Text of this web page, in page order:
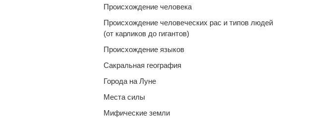
Происхождение человека
Происхождение человеческих рас и типов людей
(от карликов до гигантов)
Происхождение языков
Сакральная география
Города на Луне
Места силы
Мифические земли